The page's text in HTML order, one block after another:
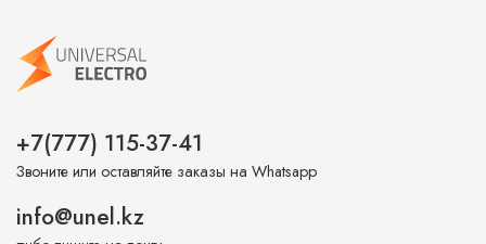
+7(777) 115-37-41
Звоните или оставляйте заказы на Whatsapp
info@unel.kz